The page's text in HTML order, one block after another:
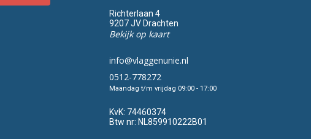
Richterlaan 4
9207 JV Drachten
Bekijk op kaart
info@vlaggenunie.nl
0512-778272
Maandag t/m vrijdag 09:00 - 17:00
KvK: 74460374
Btw nr: NL859910222B01